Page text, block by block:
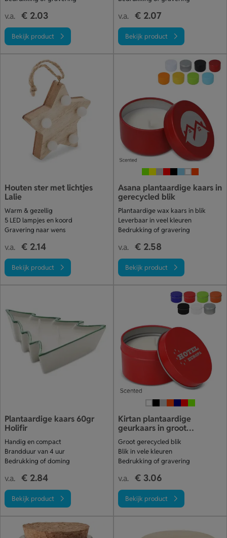
v.a. € 2.03
Bekijk product
v.a. € 2.07
Bekijk product
Houten ster met lichtjes
Lalie
Warm & gezellig
5 LED lampjes en koord
Gravering naar wens
v.a. € 2.14
Bekijk product
Asana plantaardige kaars in
gerecycled blik
Plantaardige wax kaars in blik
Leverbaar in veel kleuren
Bedrukking of gravering
v.a. € 2.58
Bekijk product
Plantaardige kaars 60gr
Holifir
Handig en compact
Brandduur van 4 uur
Bedrukking of doming
v.a. € 2.84
Bekijk product
Kirtan plantaardige
geurkaars in groot
gerecycled blik
Groot gerecycled blik
Blik in vele kleuren
Bedrukking of gravering
v.a. € 3.06
Bekijk product